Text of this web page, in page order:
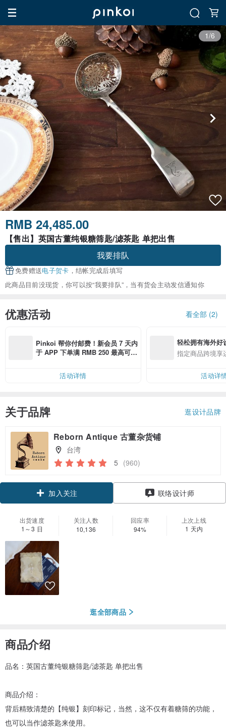
1/6
RMB 24,485.00
【售出】英国古董纯银糖筛匙/滤茶匙 单把出售
我要排队
免费赠送电子贺卡 ，结帐完成后填写
此商品目前没现货，你可以按“我要排队”，当有货会主动发信通知你
优惠活动 看全部 (2)
Pinkoi 帮你付邮费！新会员 7 天内
于 APP 下单满 RMB 250 最高可折
活动详情
轻松拥有海外好
指定商品跨境享
活动详
关于品牌 逛设计品牌
Reborn Antique 古董杂货铺
台湾
5 (960)
加入关注 联络设计师
出货速度
1～3 日
关注人数
10,136
回应率
94%
上次上线
1 天内
逛全部商品
商品介绍
品名：英国古董纯银糖筛匙/滤茶匙 单把出售
商品介绍：
背后精致清楚的【纯银】刻印标记，当然，这不仅有着糖筛的功能，
也可以当作滤茶匙来使用。